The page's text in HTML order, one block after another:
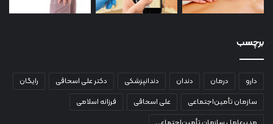
برچسب
دارو درمان دندان دندانپزشکی دکتر علی اسحاقی
رایگان
سازمان تأمین‌اجتماعی
علی اسحاقی
فرزانه اسلامی